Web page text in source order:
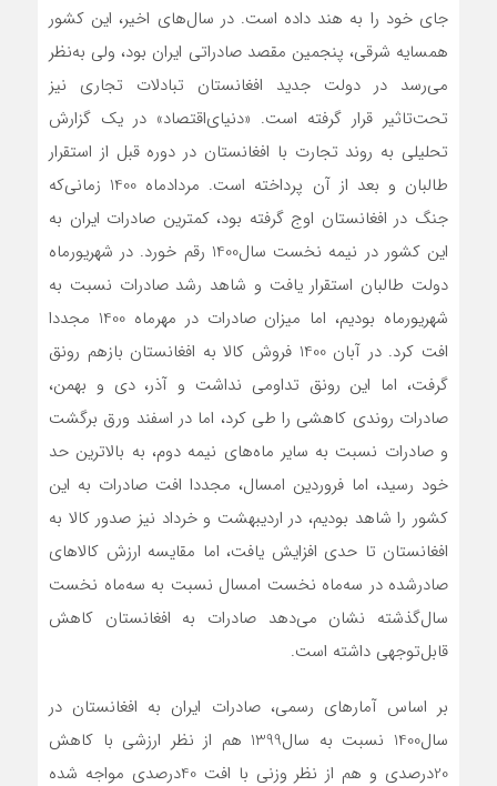
جای خود را به هند داده است. در سال‌های اخیر، این کشور
همسایه شرقی، پنجمین مقصد صادراتی ایران بود، ولی به‌نظر
می‌رسد در دولت جدید افغانستان تبادلات تجاری نیز
تحت‌تاثیر قرار گرفته است. «دنیای‌اقتصاد» در یک گزارش
تحلیلی به روند تجارت با افغانستان در دوره قبل از استقرار
طالبان و بعد از آن پرداخته است. مردادماه 1400 زمانی‌که
جنگ در افغانستان اوج گرفته بود، کمترین صادرات ایران به
این کشور در نیمه نخست سال‌1400 رقم خورد. در شهریورماه
دولت طالبان استقرار یافت و شاهد رشد صادرات نسبت به
شهریور‌ماه بودیم، اما میزان صادرات در مهرماه 1400 مجددا
افت کرد. در آبان 1400 فروش کالا به افغانستان بازهم رونق
گرفت، اما این رونق تداومی نداشت و آذر، دی و بهمن،
صادرات روندی کاهشی را طی کرد، اما در اسفند ورق برگشت
و صادرات نسبت به سایر ‌ماه‌های نیمه دوم، به بالاترین حد
خود رسید، اما فروردین امسال، مجددا افت صادرات به این
کشور را شاهد بودیم، در اردیبهشت و خرداد نیز صدور کالا به
افغانستان تا حدی افزایش یافت، اما مقایسه ارزش کالاهای
صادرشده در سه‌ماه نخست امسال نسبت به سه‌ماه نخست
سال‌گذشته نشان می‌دهد صادرات به افغانستان کاهش
قابل‌توجهی داشته است.
بر اساس آمارهای رسمی، صادرات ایران به افغانستان در
سال‌1400 نسبت به سال‌1399 هم از نظر ارزشی با کاهش
20‌درصدی و هم از نظر وزنی با افت 40‌درصدی مواجه شده